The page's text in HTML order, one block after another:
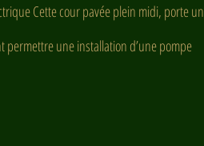
Cette cour pavée plein midi, porte un
permettre une installation d’une pompe